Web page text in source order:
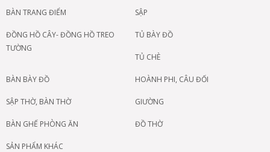
BÀN TRANG ĐIỂM SẬP
ĐỒNG HỒ CÂY- ĐỒNG HỒ TREO
TƯỜNG
TỦ BÀY ĐỒ
TỦ CHÈ
BÀN BÀY ĐỒ HOÀNH PHI, CÂU ĐỐI
SẬP THỜ, BÀN THỜ GIƯỜNG
BÀN GHẾ PHÒNG ĂN ĐỒ THỜ
SẢN PHẨM KHÁC